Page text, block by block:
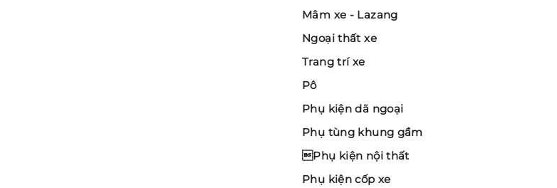
Mâm xe - Lazang
Ngoại thất xe
Trang trí xe
Pô
Phụ kiện dã ngoại
Phụ tùng khung gầm
Phụ kiện nội thất
Phụ kiện cốp xe